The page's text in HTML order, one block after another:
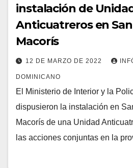
instalación de
Anticuatreros en
Macorís
12 DE MARZO DE 2022
DOMINICANO
El Ministerio de Interior y la
dispusieron la instalación en
Macorís de una Unidad
las acciones conjuntas en la